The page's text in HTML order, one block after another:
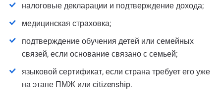
налоговые декларации и подтверждение дохода;
медицинская страховка;
подтверждение обучения детей или семейных
связей, если основание связано с семьей;
языковой сертификат, если страна требует его уже
на этапе ПМЖ или citizenship.